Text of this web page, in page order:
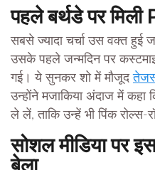
पहले बर्थडे पर
सबसे ज्यादा चर्चा उस वक्त हुई
उसके पहले जन्मदिन पर
गई। ये सुनकर शो में मौजूद
उन्होंने मजाकिया अंदाज में कहा
ले लें, ताकि उन्हें भी पिंक रोल्स-
सोशल मीडिया पर
बेला